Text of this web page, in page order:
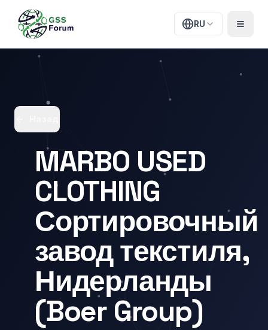
RU
MARBO USED
CLOTHING
Сортировочный
завод текстиля,
Нидерланды
(Boer Group)